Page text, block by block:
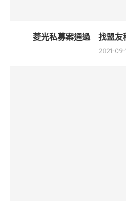
菱光私募案通過 找盟友
2021-09-